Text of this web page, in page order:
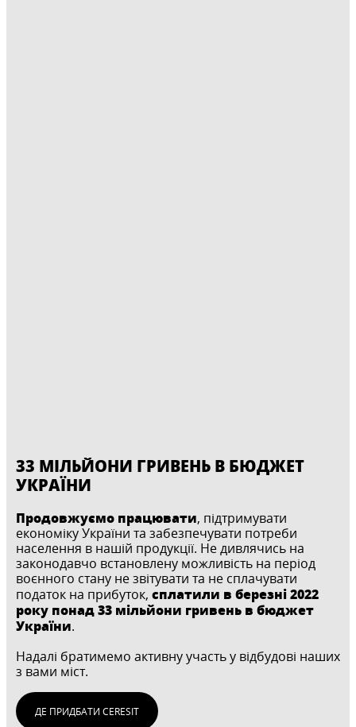
33 МІЛЬЙОНИ ГРИВЕНЬ В БЮДЖЕТ
УКРАЇНИ
Продовжуємо працювати, підтримувати
економіку України та забезпечувати потреби
населення в нашій продукції. Не дивлячись на
законодавчо встановлену можливість на період
воєнного стану не звітувати та не сплачувати
податок на прибуток, сплатили в березні 2022
року понад 33 мільйони гривень в бюджет
України.
Надалі братимемо активну участь у відбудові наших
з вами міст.
ДЕ ПРИДБАТИ CERESIT